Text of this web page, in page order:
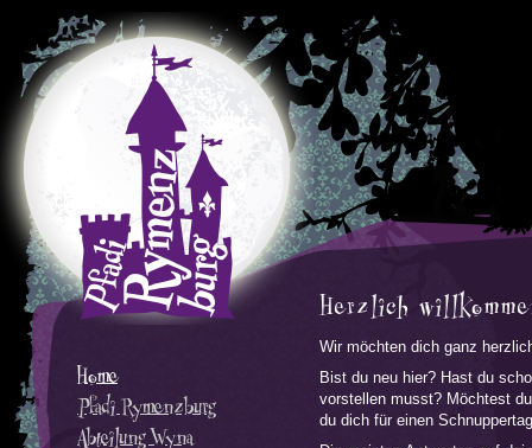
Herzlich
Home
Pfadi Rymenzburg
Abteilung Wyna
Wir möchten dich ganz
Bist du neu hier? Hast du
vorstellen musst? Möchtest
du dich für einen